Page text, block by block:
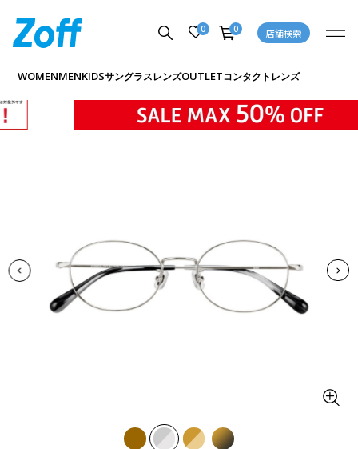
0 0 店舗検索
WOMENMENKIDSサングラスレンズOUTLETコンタクトレンズ
商品詳細ページへ